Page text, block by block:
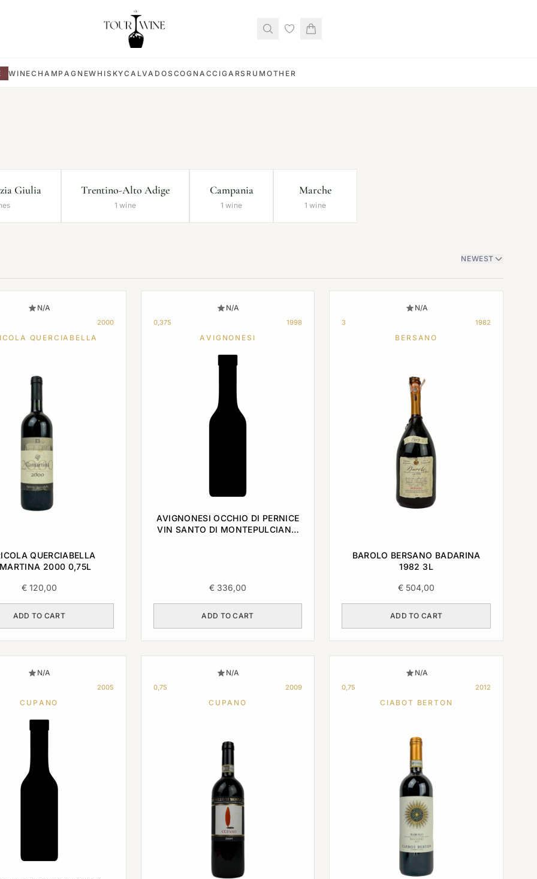
WINECHAMPAGNEWHISKYCALVADOS COGNACCIGARS RUM OTHER
Giulia Trentino-Alto Adige
1 wine
Campania
1 wine
Marche
1 wine
NEWEST
N/A
2000
QUERCIABELLA
QUERCIABELLA
2000 0,75L
€120,00
ADD TO CART
N/A
0,375 1998
AVIGNONESI
AVIGNONESI OCCHIO DI PERNICE
VIN SANTO DI MONTEPULCIANO
€336,00
ADD TO CART
N/A
3 1982
BERSANO
BAROLO BERSANO BADARINA
1982 3L
€ 504,00
ADD TO CART
N/A
2005
CUPANO
N/A
0,75 2009
CUPANO
N/A
0,75 2012
CIABOT BERTON